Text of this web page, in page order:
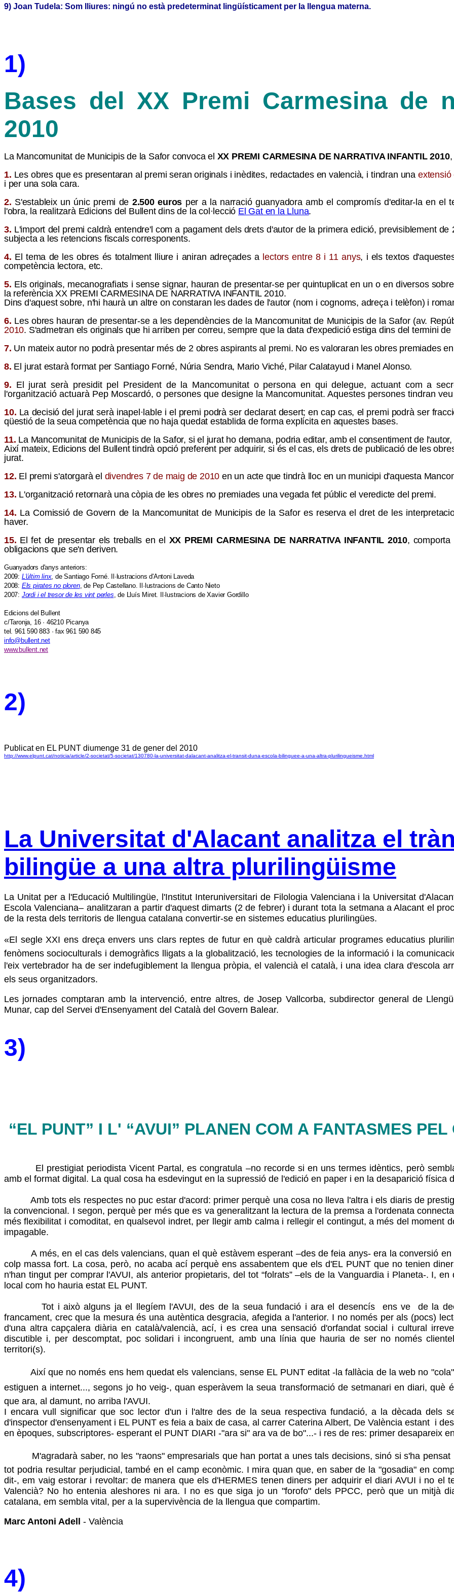
9) Joan Tudela: Som lliures: ningú no està predeterminat lingüísticament per la llengua materna.
1)
Bases del XX Premi Carmesina de
2010
La Mancomunitat de Municipis de la Safor convoca el XX PREMI CARMESINA DE NARRATIVA INFANTIL 2010,
1. Les obres que es presentaran al premi seran originals i inèdites, redactades en valencià, i tindran unaextensió
i per una sola cara.
2. S'estableix un únic premi de 2.500 euros per a la narració guanyadora amb el compromís d'editar-la en el
l'obra, la realitzarà Edicions del Bullent dins de la col·lecció El Gat en la Lluna.
3. L'import del premi caldrà entendre'l com a pagament dels drets d'autor de la primera edició, previsiblement
subjecta a les retencions fiscals corresponents.
4. El tema de les obres és totalment lliure i aniran adreçades a lectors entre 8 i 11 anys, i els textos
competència lectora, etc.
5. Els originals, mecanografiats i sense signar, hauran de presentar-se per quintuplicat en un o en diversos
la referència XXPREMI CARMESINA DE NARRATIVA INFANTIL 2010.
Dins d'aquest sobre, n'hi haurà un altre on constaran les dades de l'autor (nom i cognoms, adreça i telèfon) i
6. Les obres hauran de presentar-se a les dependències de la Mancomunitat de Municipis de la Safor (av.
2010. S'admetran els originals que hi arriben per correu, sempre que la data d'expedició estiga dins del termini de
7. Un mateix autor no podrà presentar més de 2 obres aspirants al premi. No es valoraran les obres premiades
8. El jurat estarà format per Santiago Forné, Núria Sendra, Mario Viché, Pilar Calatayud i Manel Alonso.
9. El jurat serà presidit pel President de la Mancomunitat o persona en qui delegue, actuant com a
l'organització actuarà Pep Moscardó, o persones que designe la Mancomunitat. Aquestes persones tindran
10. La decisió del jurat serà inapel·lable i el premi podrà ser declarat desert; en cap cas, el premi podrà ser
qüestió de la seua competència que no haja quedat establida de forma explícita en aquestes bases.
11. La Mancomunitat de Municipis de la Safor, si el jurat ho demana, podria editar, amb el consentiment de
Així mateix, Edicions del Bullent tindrà opció preferent per adquirir, si és el cas, els drets de publicació de les
jurat.
12. El premi s'atorgarà el divendres 7de maig de 2010 en un acte que tindrà lloc en un municipi d'aquesta
13. L'organització retornarà una còpia de les obres no premiades una vegada fet públic el veredicte del premi.
14. La Comissió de Govern de la Mancomunitat de Municipis de la Safor es reserva el dret de les inter
haver.
15. El fet de presentar els treballs en el XX PREMI CARMESINA DE NARRATIVA INFANTIL 2010,
obligacions que se'n deriven.
Guanyadors d'anys anteriors:
2009: L'últim linx, de Santiago Forné. Il·lustracions d'Antoni Laveda
2008: Els pirates no ploren, de Pep Castellano. Il·lustracions de Canto Nieto
2007: Jordi i el tresor de les vint perles, de Lluís Miret. Il·lustracions de Xavier Gordillo
Edicions del Bullent
c/Taronja, 16 · 46210 Picanya
tel. 961 590 883 · fax 961 590 845
info@bullent.net
www.bullent.net
2)
Publicat en EL PUNT diumenge 31 de gener del 2010
http://www.elpunt.cat/noticia/article/2-societat/5-societat/130780-la-universitat-dalacant-analitza-el-transit-duna-escola-bilinguee-a-una-altra-plurilingueisme.html
La Universitat d'Alacant analitza el
bilingüe a una altra plurilingüisme
La Unitat per a l'Educació Multilingüe, l'Institut Interuniversitari de Filologia Valenciana i la Universitat
Escola Valenciana– analitzaran a partir d'aquest dimarts (2 de febrer) i durant tota la setmana a Alacant el
de la resta dels territoris de llengua catalana convertir-se en sistemes educatius plurilingües.
«El segle XXI ens dreça envers uns clars reptes de futur en què caldrà articular programes educatius
fenòmens socioculturals i demogràfics lligats a la globalització, les tecnologies de la informació i la
l'eix vertebrador ha de ser indefugiblement la llengua pròpia, el valencià el català, i una idea clara d'escola
els seus organitzadors.
Les jornades comptaran amb la intervenció, entre altres, de Josep Vallcorba, subdirector general de
Munar, cap del Servei d'Ensenyament del Català del Govern Balear.
3)
“EL PUNT” I L' “AVUI” PLANEN COM A FANTASMES
El prestigiat periodista Vicent Partal, es congratula –no recorde si en uns termes idèntics, però
amb el format digital. La qual cosa ha esdevingut en la supressió de l'edició en paper i en la desaparició física
Amb tots els respectes no puc estar d'acord: primer perquè una cosa no lleva l'altra i els diaris de
la convencional. I segon, perquè per més que es va generalitzant la lectura de la premsa a l'ordenata
més flexibilitat i comoditat, en qualsevol indret, per llegir amb calma i rellegir el contingut, a més del moment
impagable.
A més, en el cas dels valencians, quan el què estàvem esperant –des de feia anys- era la conversió en
colp massa fort. La cosa, però, no acaba ací perquè ens assabentem que els d'EL PUNT que no tenien
n'han tingut per comprar l'AVUI, als anterior propietaris, del tot “folrats” –els de la Vanguardia i Planeta-. I,
local com ho hauria estat EL PUNT.
Tot i això alguns ja el llegíem l'AVUI, des de la seua fundació i ara el desencís ens ve de la
francament, crec que la mesura és una autèntica desgracia, afegida a l'anterior. I no només per als (pocs)
d'una altra capçalera diària en català/valencià, ací, i es crea una sensació d'orfandat social i cultural
discutible i, per descomptat, poc solidari i incongruent, amb una línia que hauria de ser no només
territori(s).
Així que no només ens hem quedat els valencians, sense EL PUNT editat -la fallàcia de la web no
estiguen a internet..., segons jo ho veig-, quan esperàvem la seua transformació de setmanari en diari, què
que ara, al damunt, no arriba l'AVUI.
I encara vull significar que soc lector d'un i l'altre des de la seua respectiva fundació, a la dècada dels
d'inspector d'ensenyament i EL PUNT es feia a baix de casa, al carrer Caterina Albert, De València estant i
en èpoques, subscriptores- esperant el PUNT DIARI -"ara si" ara va de bo"...- i res de res: primer desapareix
M'agradarà saber, no les "raons" empresarials que han portat a unes tals decisions, sinó si s'ha pensat
tot podria resultar perjudicial, també en el camp econòmic. I mira quan que, en saber de la "gosadia" en
dit-, em vaig estorar i revoltar: de manera que els d'HERMES tenen diners per adquirir el diari AVUI i no el
Valencià? No ho entenia aleshores ni ara. I no es que siga jo un "forofo" dels PPCC, però que un mitjà
catalana, em sembla vital, per a la supervivència de la llengua que compartim.
Marc Antoni Adell - València
4)